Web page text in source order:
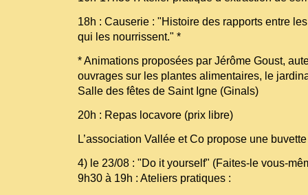
18h : Causerie : "Histoire des rapports entre
qui les nourrissent." *
* Animations proposées par Jérôme Goust,
ouvrages sur les plantes alimentaires, le
Salle des fêtes de Saint Igne (Ginals)
20h : Repas locavore (prix libre)
L’association Vallée et Co propose une
4) le 23/08 : "Do it yourself" (Faites-le vous-
9h30 à 19h : Ateliers pratiques :